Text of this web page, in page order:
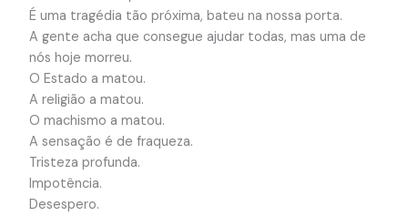
É uma tragédia tão próxima, bateu na nossa porta.
A gente acha que consegue ajudar todas, mas uma de
nós hoje morreu.
O Estado a matou.
A religião a matou.
O machismo a matou.
A sensação é de fraqueza.
Tristeza profunda.
Impotência.
Desespero.